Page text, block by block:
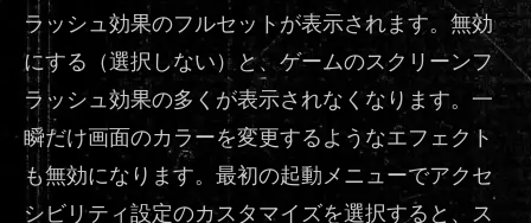
ラッシュ効果のフルセットが表示されます。無効
にする（選択しない）と、ゲームのスクリーンフ
ラッシュ効果の多くが表示されなくなります。一
瞬だけ画面のカラーを変更するようなエフェクト
も無効になります。最初の起動メニューでアクセ
シビリティ設定のカスタマイズを選択すると、ス